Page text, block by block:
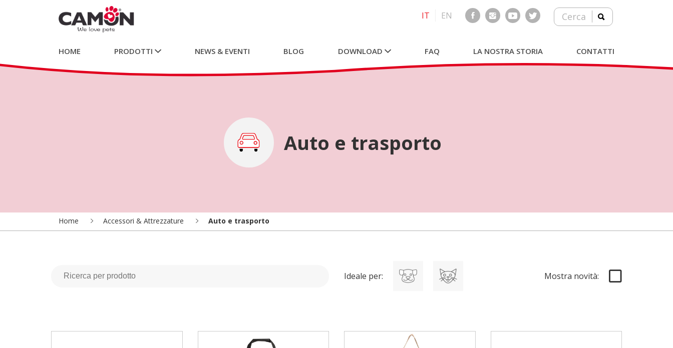
IT EN Cerca
HOME PRODOTTI NEWS & EVENTI BLOG DOWNLOAD FAQ LA NOSTRA STORIA CONTATTI
Auto e trasporto
Home Accessori & Attrezzature Auto e trasporto
Ideale per: Mostra novità: